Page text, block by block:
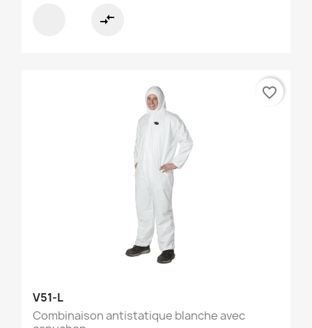
compare_arrows
V51-L
Combinaison antistatique blanche avec
favorite_border